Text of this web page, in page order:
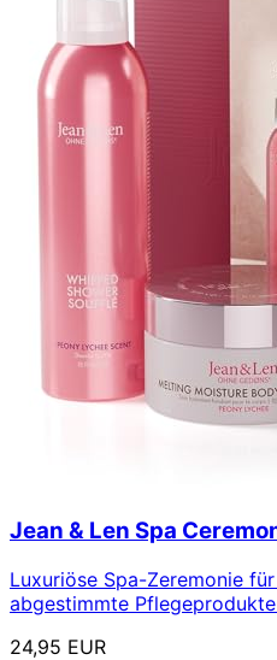
Jean & Len Spa
Luxuriöse Spa-Zeremonie
abgestimmte
24,95 EUR